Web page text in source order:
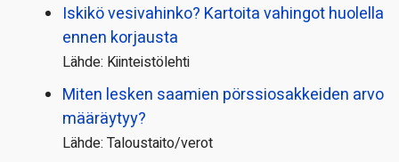
Iskikö vesivahinko? Kartoita vahingot huolella
ennen korjausta
Lähde: Kiinteistölehti
Miten lesken saamien pörssi­osakkeiden arvo
määräytyy?
Lähde: Taloustaito/verot